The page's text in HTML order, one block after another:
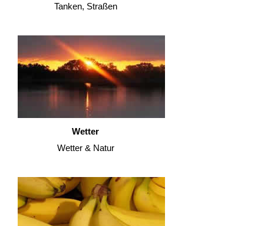
Tanken, Straßen
Wetter
Wetter & Natur